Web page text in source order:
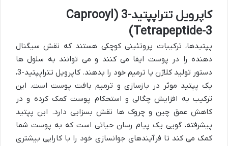
کاپرویل تتراپپتید-3 (Caprooyl
Tetrapeptide-3)
پپتیدها، ترکیبات پروتئینی کوچکی هستند که نقش سیگنال
دهنده را در پوست ایفا می کنند و می توانند به سلول ها
دستور تولید کلاژن یا ترمیم خود را بدهند. کاپرویل تتراپپتید-3،
یک پپتید موثر در بازسازی و ترمیم بافت پوست است. این
ترکیب به افزایش چگالی و استحکام پوست کمک کرده و در
کاهش عمق چین و چروک ها نقش بسزایی دارد. این پپتید
پیشرفته، گویی یک پیام رسان حیاتی است که به پوست شما
کمک می کند تا فرآیندهای جوانسازی خود را با کارایی بیشتری